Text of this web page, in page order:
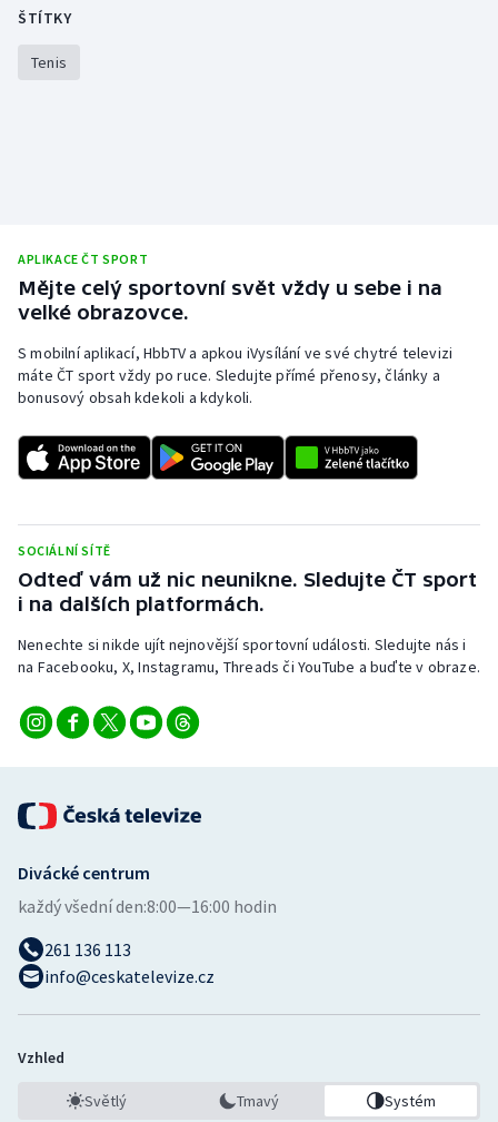
Moderní pětiboj
Plavání
Plážový volejbal
Ragby
Rychlostní kanoistika
Short track
Sportovní střelba
Stolní tenis
Veslování
Vodní slalom
Ostatní
ŠTÍTKY
Tenis
APLIKACE ČT SPORT
Mějte celý sportovní svět vždy u sebe i na
velké obrazovce.
S mobilní aplikací, HbbTV a apkou iVysílání ve své chytré televizi
máte ČT sport vždy po ruce. Sledujte přímé přenosy, články a
bonusový obsah kdekoli a kdykoli.
SOCIÁLNÍ SÍTĚ
Odteď vám už nic neunikne. Sledujte ČT sport
i na dalších platformách.
Nenechte si nikde ujít nejnovější sportovní události. Sledujte nás i
na Facebooku, X, Instagramu, Threads či YouTube a buďte v obraze.
Divácké centrum
každý všední den:8:00—16:00 hodin
261 136 113
info@ceskatelevize.cz
Vzhled
Světlý Tmavý Systém